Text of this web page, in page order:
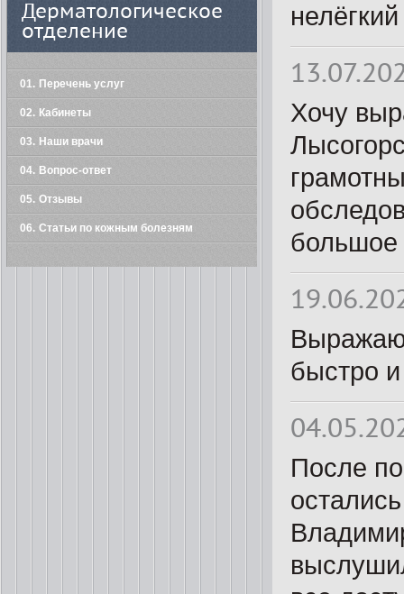
Хочу
большое
Выражаю
быстро
После
Дерматологическое
отделение
01 Перечень услуг
02 Кабинеты
03 Наши врачи
04 Вопрос-ответ
05 Отзывы
06 Статьи по кожным болезням